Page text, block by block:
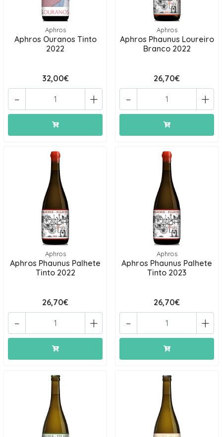
Aphros
Aphros Ouranos Tinto
2022
32,00€
+
-
Aphros
Aphros Phaunus Loureiro
Branco 2022
26,70€
+
-
Aphros
Aphros Phaunus Palhete
Tinto 2022
26,70€
+
-
Aphros
Aphros Phaunus Palhete
Tinto 2023
26,70€
+
-